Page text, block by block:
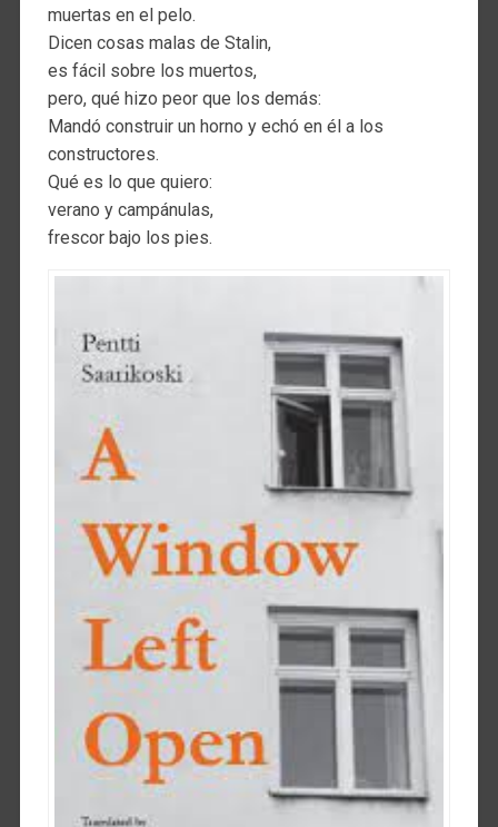
muertas en el pelo.
Dicen cosas malas de Stalin,
es fácil sobre los muertos,
pero, qué hizo peor que los demás:
Mandó construir un horno y echó en él a los
constructores.
Qué es lo que quiero:
verano y campánulas,
frescor bajo los pies.